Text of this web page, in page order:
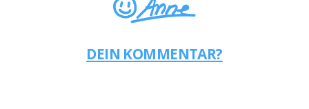
DEIN KOMMENTAR?